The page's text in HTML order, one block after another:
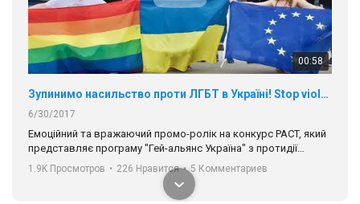
00:58
Зупинимо насильство проти ЛГБТ в Україні! Stop violence against LGBT in Ukraine!
6/30/2017
Емоційний та вражаючий промо-ролік на конкурс PACT, який
представляє програму "Гей-альянс Україна" з протидії
насильству проти ЛГБТ в Україні.
Ми просимо вашої підтримки, щоб реалізувати нашу
1.9K Просмотров • 226 Нравится • 5 Комментариев